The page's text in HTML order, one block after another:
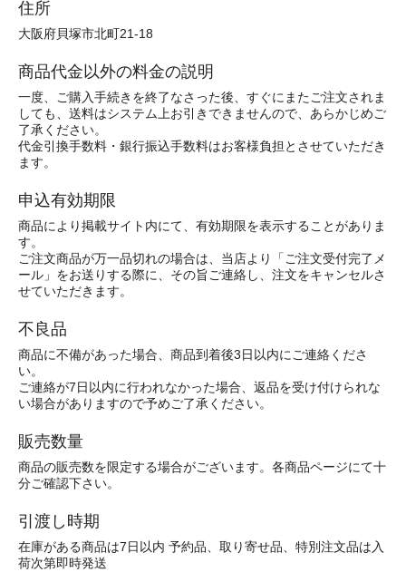
住所
大阪府貝塚市北町21-18
商品代金以外の料金の説明
一度、ご購入手続きを終了なさった後、すぐにまたご注文されま
しても、送料はシステム上お引きできませんので、あらかじめご
了承ください。
代金引換手数料・銀行振込手数料はお客様負担とさせていただき
ます。
申込有効期限
商品により掲載サイト内にて、有効期限を表示することがありま
す。
ご注文商品が万一品切れの場合は、当店より「ご注文受付完了メ
ール」をお送りする際に、その旨ご連絡し、注文をキャンセルさ
せていただきます。
不良品
商品に不備があった場合、商品到着後3日以内にご連絡くださ
い。
ご連絡が7日以内に行われなかった場合、返品を受け付けられな
い場合がありますので予めご了承ください。
販売数量
商品の販売数を限定する場合がございます。各商品ページにて十
分ご確認下さい。
引渡し時期
在庫がある商品は7日以内 予約品、取り寄せ品、特別注文品は入
荷次第即時発送